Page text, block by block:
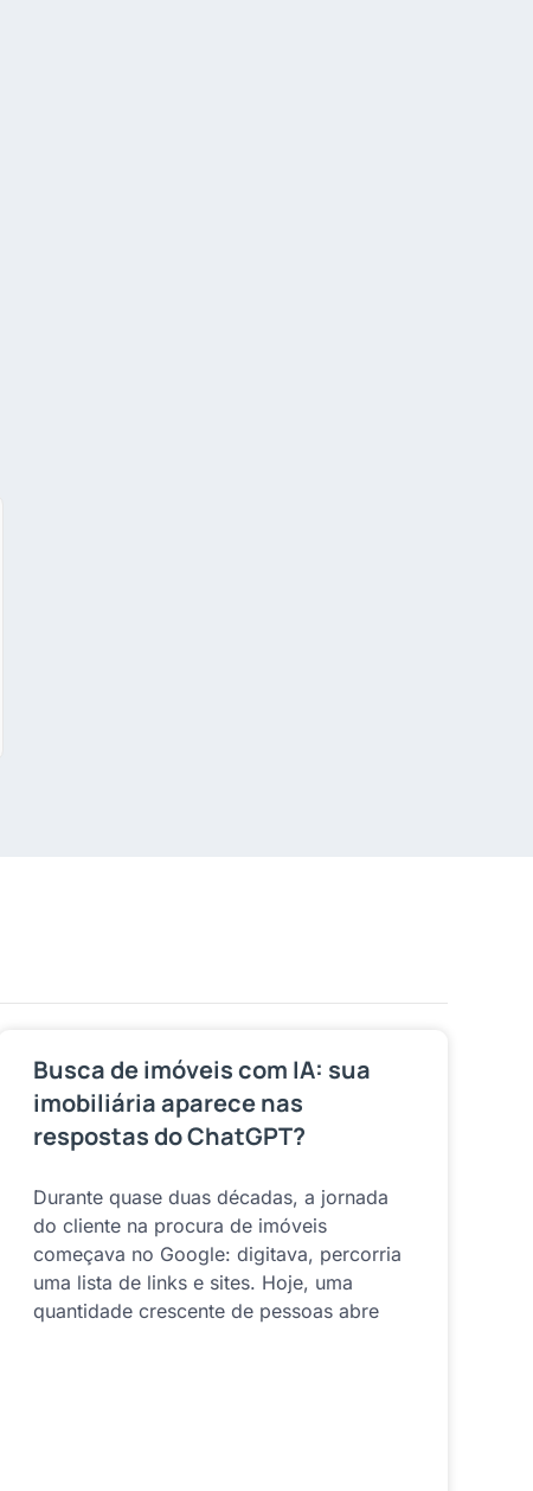
Busca de imóveis com IA: sua
imobiliária aparece nas
respostas do ChatGPT?
Durante quase duas décadas, a jornada
do cliente na procura de imóveis
começava no Google: digitava, percorria
uma lista de links e sites. Hoje, uma
quantidade crescente de pessoas abre